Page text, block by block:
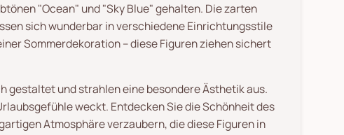
"Ocean" und "Sky Blue" gehalten. Die zarten
sich wunderbar in verschiedene Einrichtungsstile
Sommerdekoration – diese Figuren ziehen sichert
gestaltet und strahlen eine besondere Ästhetik aus.
weckt. Entdecken Sie die Schönheit des
Atmosphäre verzaubern, die diese Figuren in